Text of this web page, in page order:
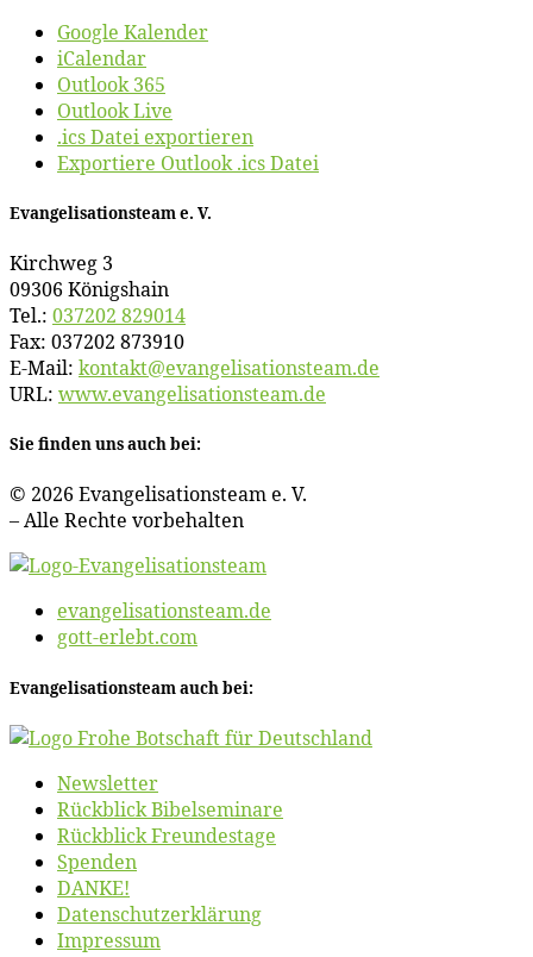
Google Kalender
iCalendar
Outlook 365
Outlook Live
.ics Datei exportieren
Exportiere Outlook .ics Datei
Evan­ge­li­sa­ti­ons­team e. V.
Kirch­weg 3
09306 Königshain
Tel.: 037202 829014
Fax: 037202 873910
E‑Mail: kontakt@​evangelisationsteam.​de
URL: www​.evan​ge​li​sa​ti​ons​team​.de
Sie fin­den uns auch bei:
© 2026 Evan­ge­li­sa­ti­ons­team e. V.
– Al­le Rech­te vorbehalten
evangelisationsteam.de
gott-erlebt.com
Evan­ge­li­sa­ti­ons­team auch bei:
News­let­ter
Rück­blick Bibelseminare
Rück­blick Freundestage
Spen­den
DANKE!
Daten­schutz­er­klä­rung
Im­pres­sum